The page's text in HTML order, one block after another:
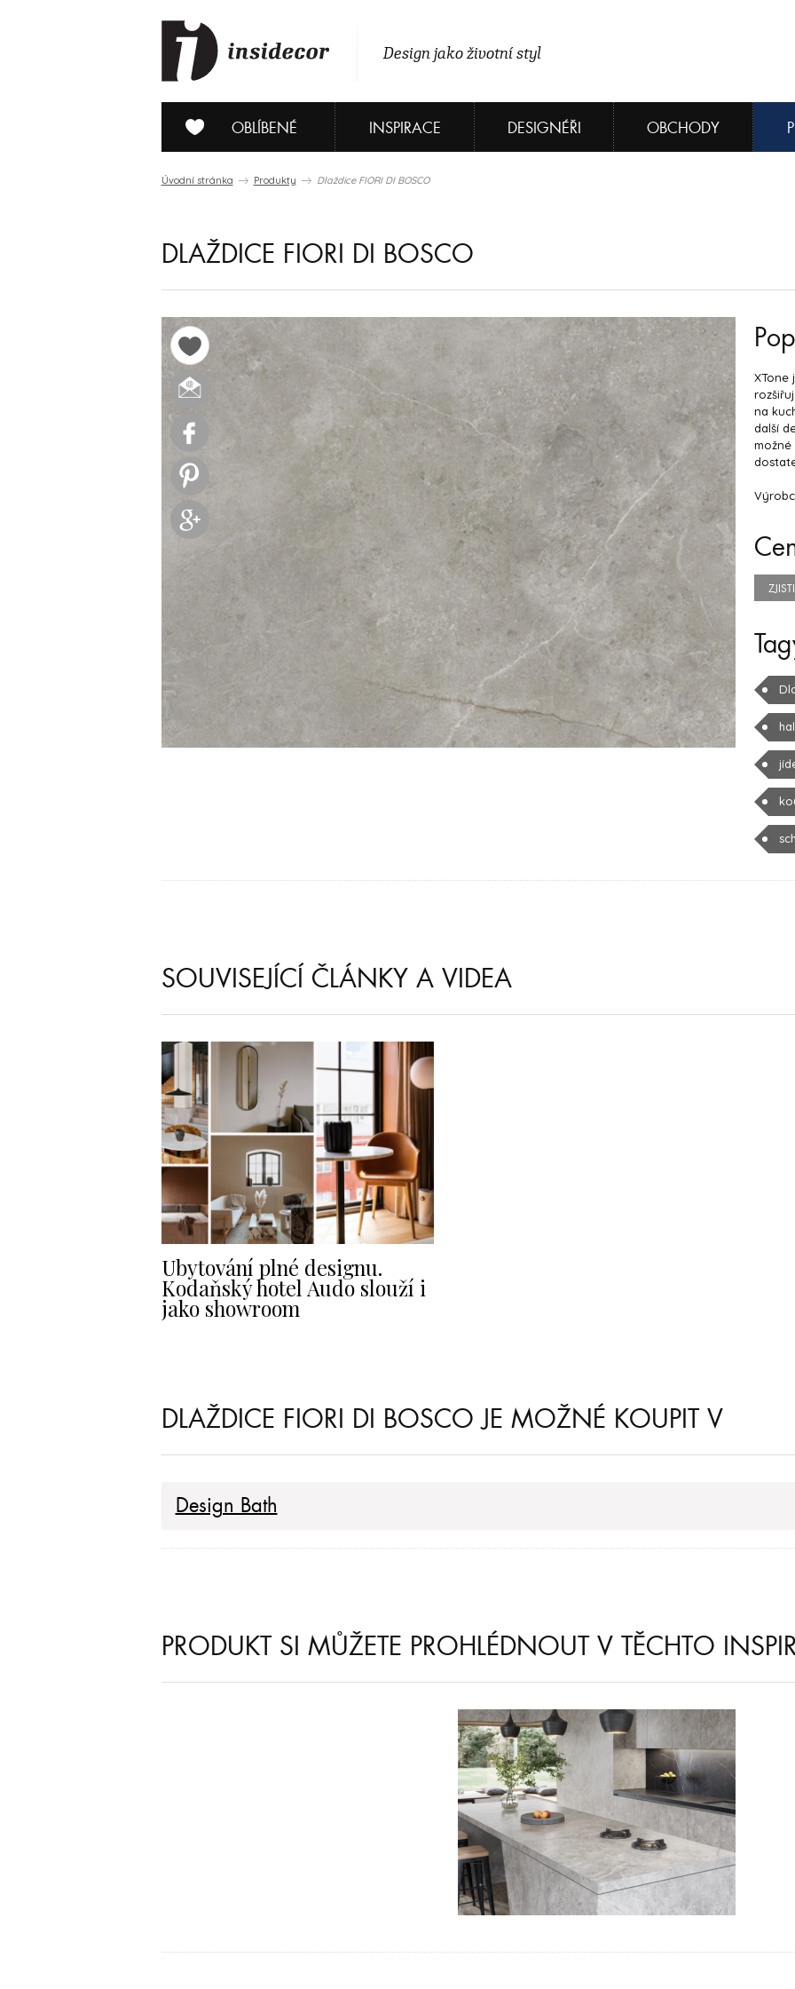
Design jako životní styl
OBLÍBENÉ INSPIRACE DESIGNÉŘI OBCHODY
Úvodní stránka Produkty Dlaždice FIORI DI BOSCO
DLAŽDICE FIORI DI BOSCO
XTone
na
další
možné
SOUVISEJÍCÍ ČLÁNKY A VIDEA
Ubytování plné designu.
Kodaňský hotel Audo slouží i
jako showroom
DLAŽDICE FIORI DI BOSCO JE MOŽNÉ KOUPIT V
Design Bath
PRODUKT SI MŮŽETE PROHLÉDNOUT V TĚCHTO